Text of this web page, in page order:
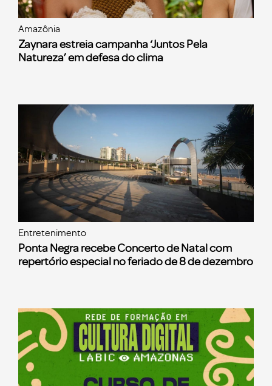
Amazônia
Zaynara estreia campanha ‘Juntos Pela
Natureza’ em defesa do clima
Entretenimento
Ponta Negra recebe Concerto de Natal com
repertório especial no feriado de 8 de dezembro